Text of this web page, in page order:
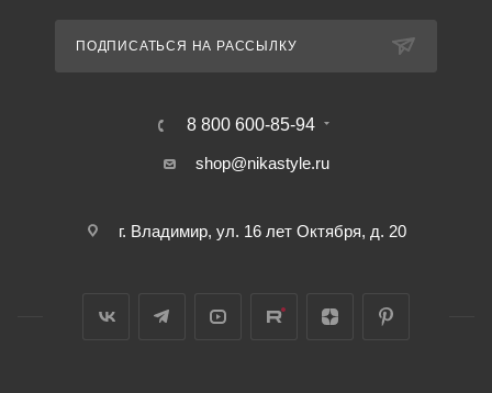
ПОДПИСАТЬСЯ НА РАССЫЛКУ
8 800 600-85-94
shop@nikastyle.ru
г. Владимир, ул. 16 лет Октября, д. 20